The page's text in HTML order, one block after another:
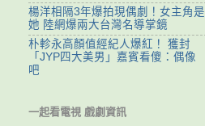
楊洋相隔3年爆拍現偶劇！女主角是
她 陸網爆兩大台灣名導掌鏡
朴軫永高顏值經紀人爆紅！ 獲封
「JYP四大美男」嘉賓看傻：偶像
吧
一起看電視 戲劇資訊